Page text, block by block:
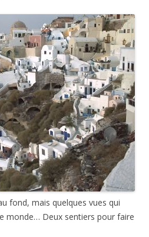
fond, mais quelques vues qui
monde… Deux sentiers pour faire